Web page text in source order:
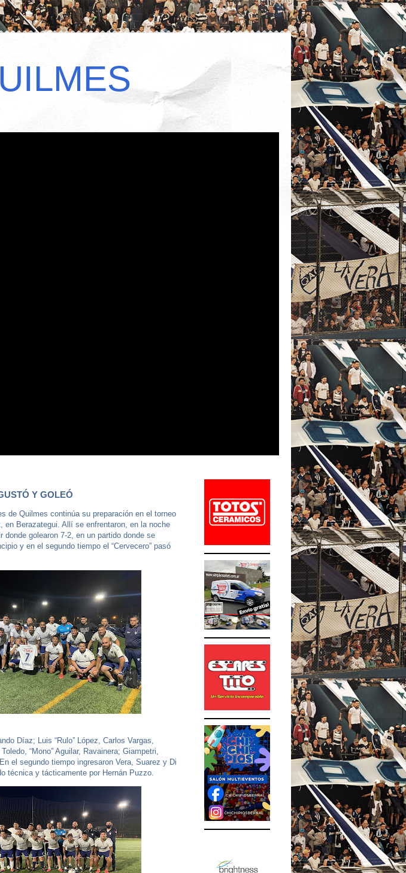
Y GOLEÓ
de Quilmes continúa su preparación en el torneo
en Berazategui. Allí se enfrentaron, en la noche
donde golearon 7-2, en un partido donde se
y en el segundo tiempo el “Cervecero” pasó
Díaz; Luis “Rulo” López, Carlos Vargas,
“Mono” Aguilar, Ravainera; Giampetri,
el segundo tiempo ingresaron Vera, Suarez y Di
técnica y tácticamente por Hernán Puzzo.